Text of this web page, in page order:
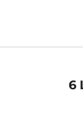
6